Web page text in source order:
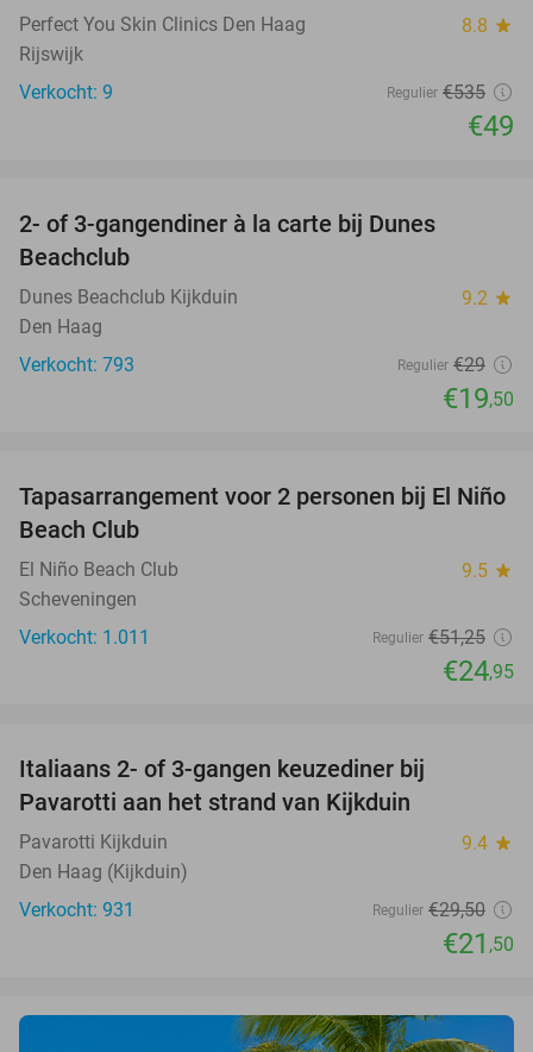
Perfect You Skin Clinics Den Haag 8.8 star
Rijswijk
Verkocht: 9
Regulier €535
€49
2- of 3-gangendiner à la carte bij Dunes
Beachclub
Dunes Beachclub Kijkduin 9.2 star
Den Haag
Verkocht: 793
Regulier €29
€19,50
51%
Tapasarrangement voor 2 personen bij El Niño
Beach Club
El Niño Beach Club 9.5 star
Scheveningen
Verkocht: 1.011
Regulier €51,25
€24,95
Italiaans 2- of 3-gangen keuzediner bij
Pavarotti aan het strand van Kijkduin
Pavarotti Kijkduin 9.4 star
Den Haag (Kijkduin)
Verkocht: 931
Regulier €29,50
€21 ,50